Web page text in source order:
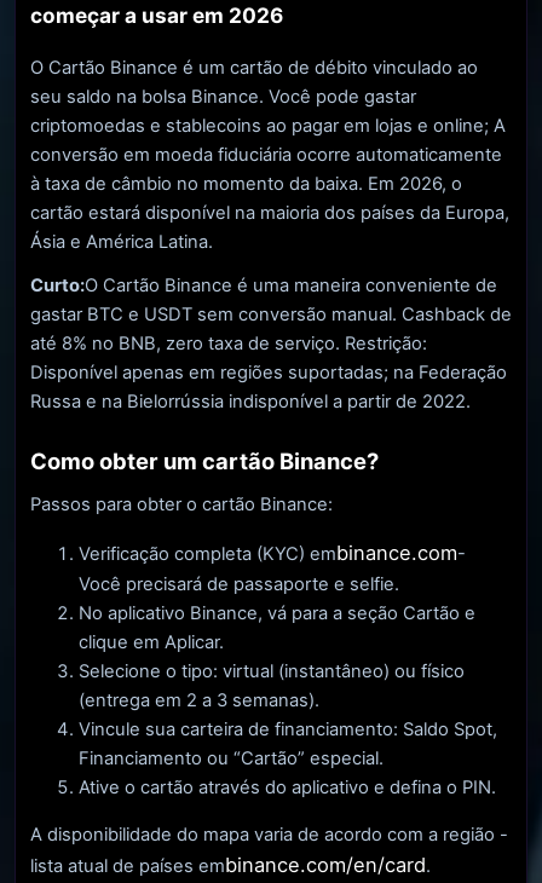
começar a usar em 2026
O Cartão Binance é um cartão de débito vinculado ao
seu saldo na bolsa Binance. Você pode gastar
criptomoedas e stablecoins ao pagar em lojas e online; A
conversão em moeda fiduciária ocorre automaticamente
à taxa de câmbio no momento da baixa. Em 2026, o
cartão estará disponível na maioria dos países da Europa,
Ásia e América Latina.
Curto:O Cartão Binance é uma maneira conveniente de
gastar BTC e USDT sem conversão manual. Cashback de
até 8% no BNB, zero taxa de serviço. Restrição:
Disponível apenas em regiões suportadas; na Federação
Russa e na Bielorrússia indisponível a partir de 2022.
Como obter um cartão Binance?
Passos para obter o cartão Binance:
Verificação completa (KYC) embinance.com-
Você precisará de passaporte e selfie.
No aplicativo Binance, vá para a seção Cartão e
clique em Aplicar.
Selecione o tipo: virtual (instantâneo) ou físico
(entrega em 2 a 3 semanas).
Vincule sua carteira de financiamento: Saldo Spot,
Financiamento ou “Cartão” especial.
Ative o cartão através do aplicativo e defina o PIN.
A disponibilidade do mapa varia de acordo com a região -
lista atual de países embinance.com/en/card.